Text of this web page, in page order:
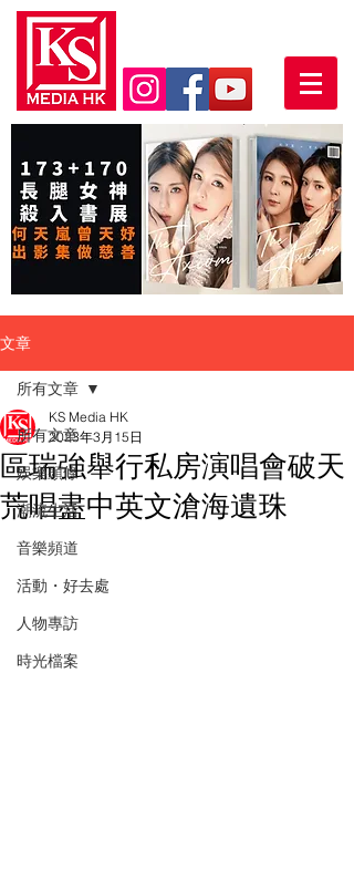
文章
所有文章
娛樂頭條
潮流生活
音樂頻道
活動・好去處
人物專訪
時光檔案
所有文章
區瑞強舉行私房演唱會破天
荒唱盡中英文滄海遺珠
KS Media HK
2023年3月15日